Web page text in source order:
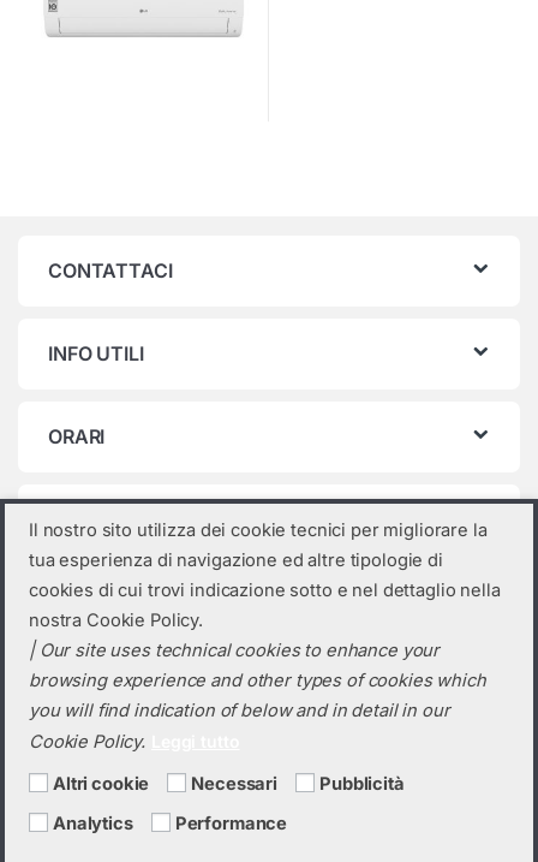
CONTATTACI
INFO UTILI
ORARI
Categorie prodotto
Seleziona una categoria
Hai bisogno di un preventivo?
Il nostro sito utilizza dei cookie tecnici per migliorare la
tua esperienza di navigazione ed altre tipologie di
cookies di cui trovi indicazione sotto e nel dettaglio nella
nostra Cookie Policy.
| Our site uses technical cookies to enhance your
browsing experience and other types of cookies which
you will find indication of below and in detail in our
Cookie Policy.
Altri cookie Necessari
Pubblicità
Analytics
Performance